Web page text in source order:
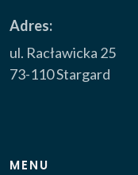
Adres:
ul. Racławicka 25
73-110 Stargard
MENU